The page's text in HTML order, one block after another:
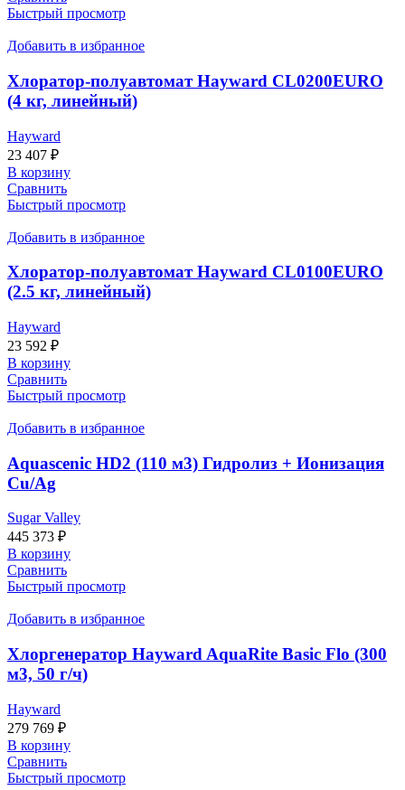
Быстрый просмотр
Добавить в избранное
Хлоратор-полуавтомат Hayward CL0200EURO
(4 кг, линейный)
Hayward
23 407 ₽
В корзину
Сравнить
Быстрый просмотр
Добавить в избранное
Хлоратор-полуавтомат Hayward CL0100EURO
(2.5 кг, линейный)
Hayward
23 592 ₽
В корзину
Сравнить
Быстрый просмотр
Добавить в избранное
Aquascenic HD2 (110 м3) Гидролиз + Ионизация
Cu/Ag
Sugar Valley
445 373 ₽
В корзину
Сравнить
Быстрый просмотр
Добавить в избранное
Хлоргенератор Hayward AquaRite Basic Flo (300
м3, 50 г/ч)
Hayward
279 769 ₽
В корзину
Сравнить
Быстрый просмотр